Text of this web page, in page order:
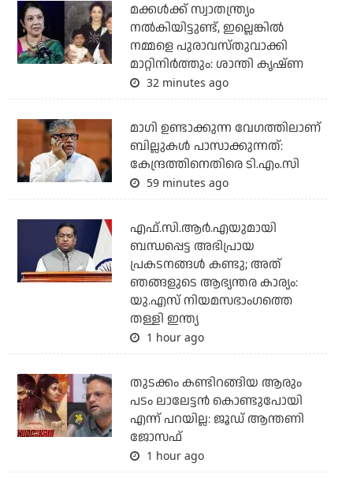
മക്കൾക്ക് സ്വാതന്ത്ര്യം
നൽകിയിട്ടുണ്ട്, ഇല്ലെങ്കിൽ
നമ്മളെ പുരാവസ്തുവാക്കി
മാറ്റിനിർത്തും: ശാന്തി കൃഷ്ണ
32 minutes ago
മാഗി ഉണ്ടാക്കുന്ന വേഗത്തിലാണ്
ബില്ലുകള്‍ പാസാക്കുന്നത്:
കേന്ദ്രത്തിനെതിരെ ടി.എം.സി
59 minutes ago
എഫ്.സി.ആര്‍.എയുമായി
ബന്ധപ്പെട്ട അഭിപ്രായ
പ്രകടനങ്ങള്‍ കണ്ടു; അത്
ഞങ്ങളുടെ ആഭ്യന്തര കാര്യം:
യു.എസ് നിയമസഭാംഗത്തെ
തള്ളി ഇന്ത്യ
1 hour ago
തുടക്കം കണ്ടിറങ്ങിയ ആരും
പടം ലാലേട്ടൻ കൊണ്ടുപോയി
എന്ന് പറയില്ല: ജൂഡ് ആന്തണി
ജോസഫ്
1 hour ago